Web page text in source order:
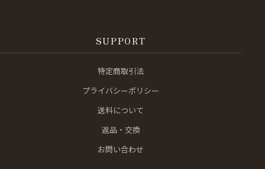
SUPPORT
特定商取引法
プライバシーポリシー
送料について
返品・交換
お問い合わせ